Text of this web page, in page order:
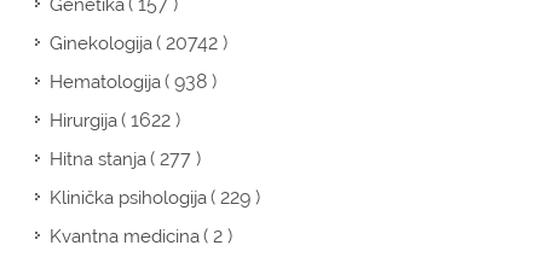
Genetika
Ginekologija( 20742 )
Hematologija( 938 )
Hirurgija( 1622 )
Hitna stanja( 277 )
Klinička psihologija( 229 )
Kvantna medicina( 2 )